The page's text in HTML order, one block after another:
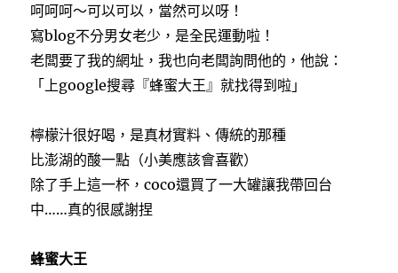
呵呵呵～可以可以，當然可以呀！
寫blog不分男女老少，是全民運動啦！
老闆要了我的網址，我也向老闆詢問他的，他說：
「上google搜尋『蜂蜜大王』就找得到啦」
檸檬汁很好喝，是真材實料、傳統的那種
比澎湖的酸一點（小美應該會喜歡）
除了手上這一杯，coco還買了一大罐讓我帶回台
中……真的很感謝捏
蜂蜜大王